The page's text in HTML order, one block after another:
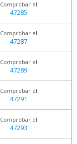
Comprobar el
47285
Comprobar el
47287
Comprobar el
47289
Comprobar el
47291
Comprobar el
47293